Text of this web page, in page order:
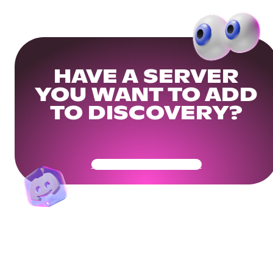
HAVE A SERVER
YOU WANT TO ADD
TO DISCOVERY?
Get Your Community Ready